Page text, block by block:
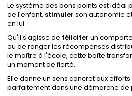
Le système des bons points est idéal
de l'enfant, stimuler son autonomie
en lui.
Qu'il s'agisse de féliciter un
ou de ranger les récompenses
le maître à l'école, cette boîte
un moment de fierté.
Elle donne un sens concret aux
parfaitement dans une démarche de